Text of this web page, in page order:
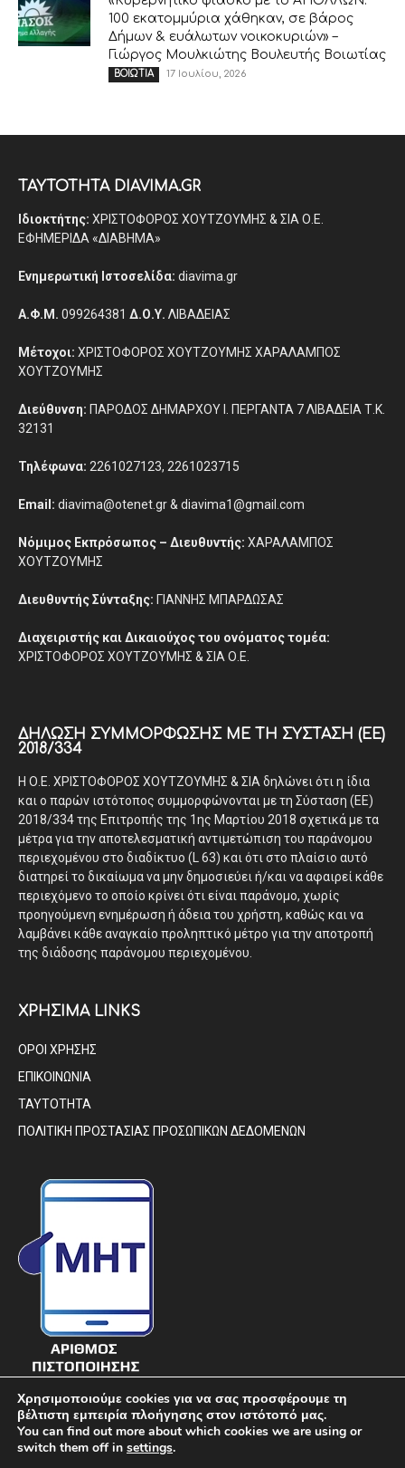
100 εκατομμύρια χάθηκαν, σε βάρος
Δήμων & ευάλωτων νοικοκυριών» –
Γιώργος Μουλκιώτης Βουλευτής Βοιωτίας
ΒΟΙΩΤΙΑ 17 Ιουλίου, 2026
ΤΑΥΤΟΤΗΤΑ DIAVIMA.GR
Ιδιοκτήτης: ΧΡΙΣΤΟΦΟΡΟΣ ΧΟΥΤΖΟΥΜΗΣ & ΣΙΑ Ο.Ε.
ΕΦΗΜΕΡΙΔΑ «ΔΙΑΒΗΜΑ»
Ενημερωτική Ιστοσελίδα: diavima.gr
Α.Φ.Μ. 099264381 Δ.Ο.Υ. ΛΙΒΑΔΕΙΑΣ
Μέτοχοι: ΧΡΙΣΤΟΦΟΡΟΣ ΧΟΥΤΖΟΥΜΗΣ ΧΑΡΑΛΑΜΠΟΣ
ΧΟΥΤΖΟΥΜΗΣ
Διεύθυνση: ΠΑΡΟΔΟΣ ΔΗΜΑΡΧΟΥ Ι. ΠΕΡΓΑΝΤΑ 7 ΛΙΒΑΔΕΙΑ Τ.Κ.
32131
Τηλέφωνα: 2261027123, 2261023715
Email: diavima@otenet.gr & diavima1@gmail.com
Νόμιμος Εκπρόσωπος – Διευθυντής: ΧΑΡΑΛΑΜΠΟΣ
ΧΟΥΤΖΟΥΜΗΣ
Διευθυντής Σύνταξης: ΓΙΑΝΝΗΣ ΜΠΑΡΔΩΣΑΣ
Διαχειριστής και Δικαιούχος του ονόματος τομέα:
ΧΡΙΣΤΟΦΟΡΟΣ ΧΟΥΤΖΟΥΜΗΣ & ΣΙΑ Ο.Ε.
ΔΉΛΩΣΗ ΣΥΜΜΌΡΦΩΣΗΣ ΜΕ ΤΗ ΣΎΣΤΑΣΗ (ΕΕ)
2018/334
Η Ο.Ε. ΧΡΙΣΤΟΦΟΡΟΣ ΧΟΥΤΖΟΥΜΗΣ & ΣΙΑ δηλώνει ότι η ίδια
και ο παρών ιστότοπος συμμορφώνονται με τη Σύσταση (ΕΕ)
2018/334 της Επιτροπής της 1ης Μαρτίου 2018 σχετικά με τα
μέτρα για την αποτελεσματική αντιμετώπιση του παράνομου
περιεχομένου στο διαδίκτυο (L 63) και ότι στο πλαίσιο αυτό
διατηρεί το δικαίωμα να μην δημοσιεύει ή/και να αφαιρεί κάθε
περιεχόμενο το οποίο κρίνει ότι είναι παράνομο, χωρίς
προηγούμενη ενημέρωση ή άδεια του χρήστη, καθώς και να
λαμβάνει κάθε αναγκαίο προληπτικό μέτρο για την αποτροπή
της διάδοσης παράνομου περιεχομένου.
ΧΡΗΣΙΜΑ LINKS
ΟΡΟΙ ΧΡΗΣΗΣ
ΕΠΙΚΟΙΝΩΝΙΑ
ΤΑΥΤΟΤΗΤΑ
ΠΟΛΙΤΙΚΗ ΠΡΟΣΤΑΣΙΑΣ ΠΡΟΣΩΠΙΚΩΝ ΔΕΔΟΜΕΝΩΝ
Χρησιμοποιούμε cookies για να σας προσφέρουμε τη
βέλτιστη εμπειρία πλοήγησης στον ιστότοπό μας.
You can find out more about which cookies we are using or
switch them off in settings.